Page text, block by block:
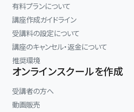
有料プランについて
講座作成ガイドライン
受講料の設定について
講座のキャンセル・返金について
推奨環境
オンラインスクールを作成
受講者の方へ
動画販売